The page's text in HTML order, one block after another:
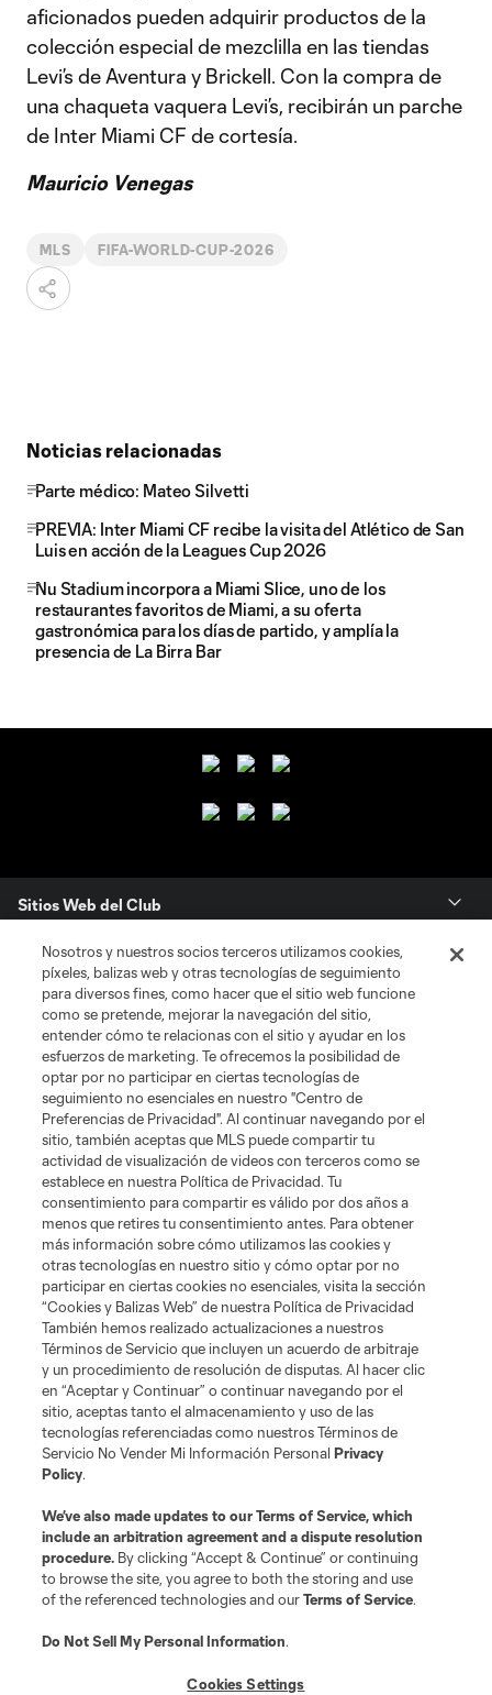
aficionados pueden adquirir productos de la
colección especial de mezclilla en las tiendas
Levi’s de Aventura y Brickell. Con la compra de
una chaqueta vaquera Levi’s, recibirán un parche
de Inter Miami CF de cortesía.
Mauricio Venegas
MLS FIFA-WORLD-CUP-2026
Noticias relacionadas
Parte médico: Mateo Silvetti
PREVIA: Inter Miami CF recibe la visita del Atlético de San
Luis en acción de la Leagues Cup 2026
Nu Stadium incorpora a Miami Slice, uno de los
restaurantes favoritos de Miami, a su oferta
gastronómica para los días de partido, y amplía la
presencia de La Birra Bar
Sitios Web del Club
Club
Tickets
News
MLSSOCCER.COM
Terminos de servicio
Politica de privacidad
Do Not Sell or Share My Personal Information
Cookies Settings
©2026 MLS. The Major League Soccer and MLS name and shield are
registered trademarks of Major League Soccer, L.L.C. (“MLS”). The names
and logos of MLS teams are registered and/or common law trademarks of
MLS or are used with the permission of their owners. Any unauthorized use
is forbidden.
Nosotros y nuestros socios terceros utilizamos cookies,
píxeles, balizas web y otras tecnologías de seguimiento
para diversos fines, como hacer que el sitio web funcione
como se pretende, mejorar la navegación del sitio,
entender cómo te relacionas con el sitio y ayudar en los
esfuerzos de marketing. Te ofrecemos la posibilidad de
optar por no participar en ciertas tecnologías de
seguimiento no esenciales en nuestro "Centro de
Preferencias de Privacidad". Al continuar navegando por el
sitio, también aceptas que MLS puede compartir tu
actividad de visualización de videos con terceros como se
establece en nuestra Política de Privacidad. Tu
consentimiento para compartir es válido por dos años a
menos que retires tu consentimiento antes. Para obtener
más información sobre cómo utilizamos las cookies y
otras tecnologías en nuestro sitio y cómo optar por no
participar en ciertas cookies no esenciales, visita la sección
“Cookies y Balizas Web” de nuestra Política de Privacidad
También hemos realizado actualizaciones a nuestros
Términos de Servicio que incluyen un acuerdo de arbitraje
y un procedimiento de resolución de disputas. Al hacer clic
en “Aceptar y Continuar” o continuar navegando por el
sitio, aceptas tanto el almacenamiento y uso de las
tecnologías referenciadas como nuestros Términos de
Servicio No Vender Mi Información PersonalPrivacy
Policy.
We’ve also made updates to ourTerms of Service, which
include an arbitration agreement and a dispute resolution
procedure. By clicking “Accept & Continue” or continuing
to browse the site, you agree to both the storing and use
of the referenced technologies and ourTerms of Service.
Do Not Sell My Personal Information.
Cookies Settings